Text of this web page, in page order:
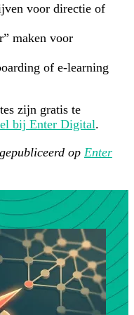
voor directie of
maken voor
of e-learning
zijn gratis te
bij Enter Digital.
op Enter